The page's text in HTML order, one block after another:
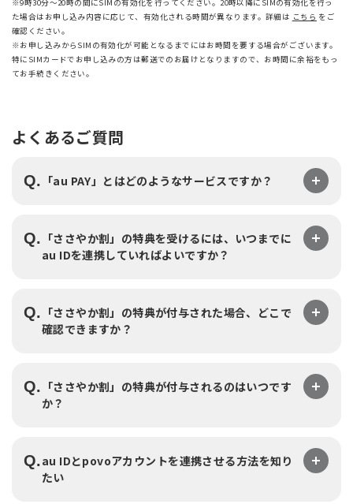
た場合はお申し込み内容に応じて、有効化される時間が異なります。詳細は こちら をご
確認ください。
※お申し込みからSIMの有効化が可能となるまでにはお時間を要する場合がございます。
特にSIMカードでお申し込みの方は郵送でのお届けとなりますので、お時間に余裕をもっ
てお手続きください。
よくあるご質問
Q. 「au PAY」とはどのようなサービスですか？
Q. 「ささやか割」の特典を受けるには、いつまでに
au IDを連携していればよいですか？
Q. 「ささやか割」の特典が付与された場合、どこで
確認できますか？
Q. 「ささやか割」の特典が付与されるのはいつです
か？
Q.au IDとpovoアカウントを連携させる方法を知り
たい